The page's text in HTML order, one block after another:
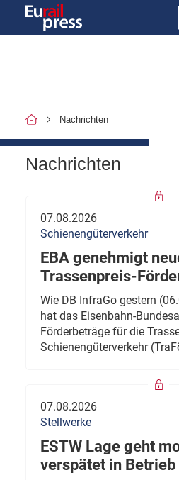
Nachrichten
Nachrichten
07.08.2026
Schienengüterverkehr
EBA genehmigt
Trassenpreis-
Wie DB InfraGo gestern
hat das Eisenbahn-
Förderbeträge für die
Schienengüterverkehr
07.08.2026
Stellwerke
ESTW Lage geht
verspätet in Betrieb